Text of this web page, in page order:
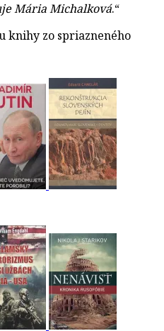
Mária Michalková.“
knihy zo spriazneného